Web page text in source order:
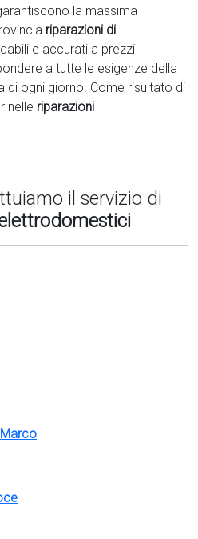
la massima
riparazioni di
e accurati a prezzi
a tutte le esigenze della
di ogni giorno. Come risultato di
nelle riparazioni
il servizio di